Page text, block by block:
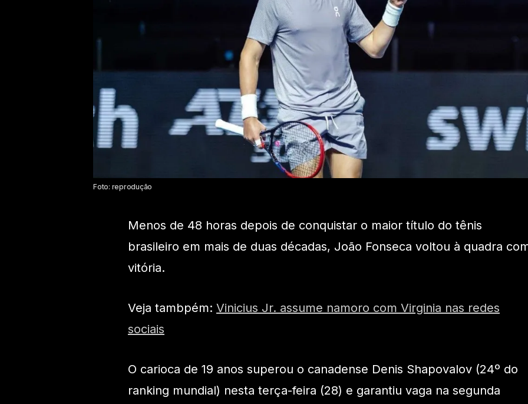
Foto: reprodução
Menos de 48 horas depois de conquistar o maior título do tênis
brasileiro em mais de duas décadas, João Fonseca voltou à quadra
vitória.
Veja tambpém: Vinicius Jr. assume namoro com Virginia nas redes
sociais
O carioca de 19 anos superou o canadense Denis Shapovalov (24º do
ranking mundial) nesta terça-feira (28) e garantiu vaga na segunda